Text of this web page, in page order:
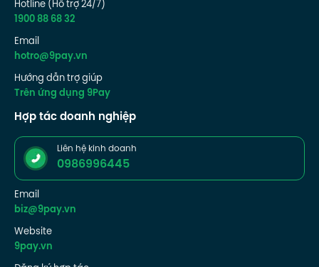
Hotline (Hỗ trợ 24/7)
1900 88 68 32
Email
hotro@9pay.vn
Hướng dẫn trợ giúp
Trên ứng dụng 9Pay
Hợp tác doanh nghiệp
Liên hệ kinh doanh
0986996445
Email
biz@9pay.vn
Website
9pay.vn